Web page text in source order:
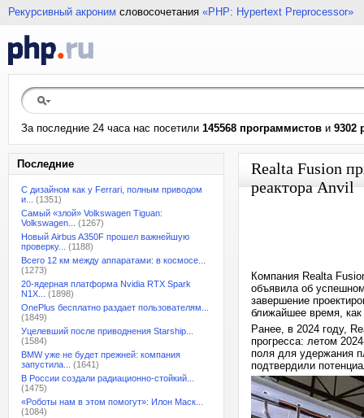
Рекурсивный акроним словосочетания «PHP: Hypertext Preprocessor»
За последние 24 часа нас посетили 145568 программистов и 9302
Последние
С дизайном как у Ferrari, полным приводом
и...
(1351)
Самый «злой» Volkswagen Tiguan:
Volkswagen...
(1267)
Новый Airbus A350F прошел важнейшую
проверку...
(1188)
Всего 12 км между аппаратами: в космосе...
(1273)
20-ядерная платформа Nvidia RTX Spark
N1X...
(1898)
OnePlus бесплатно раздает пользователям...
(1849)
Уцелевший после приводнения Starship...
(1584)
BMW уже не будет прежней: компания
запустила...
(1641)
В России создали радиационно-стойкий...
(1475)
«Роботы нам в этом помогут»: Илон Маск...
(1084)
Realta Fusion
реактора Anvil
Компания Realta
объявила об
завершение
ближайшее время, как
Ранее, в 2024 году,
прогресса: летом
поля для удержания
подтвердили